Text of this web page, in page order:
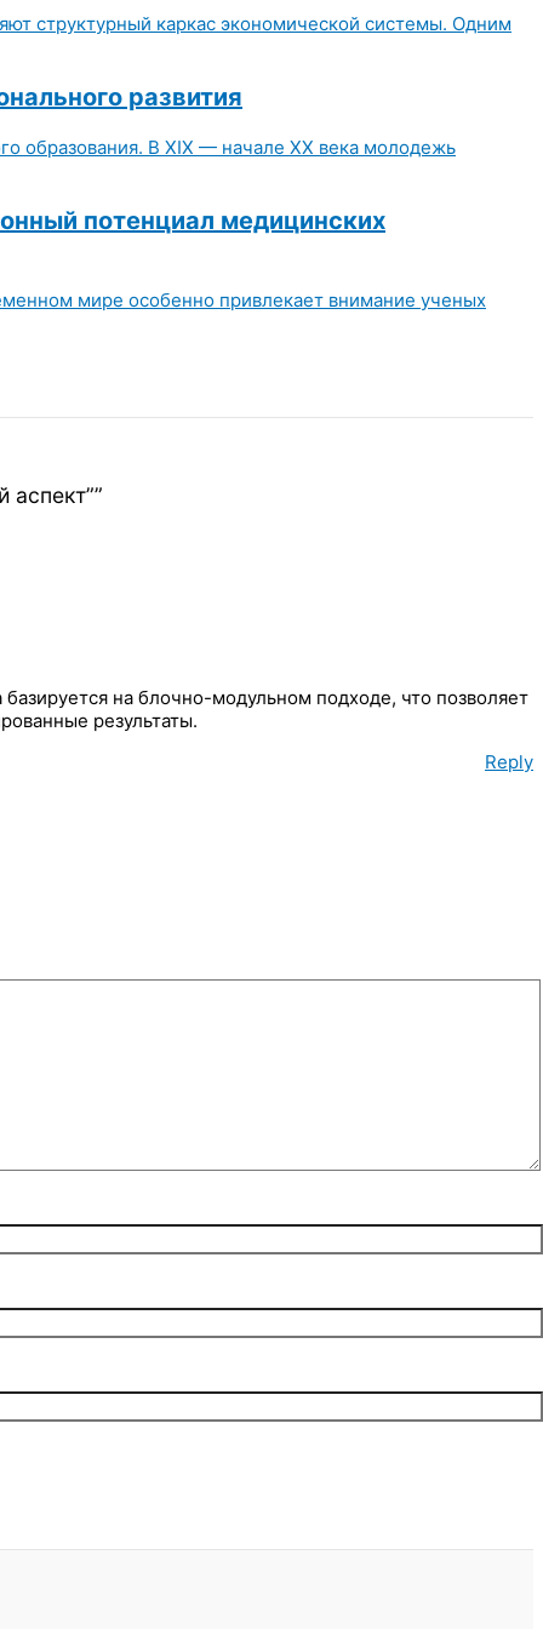
структурный каркас экономической системы. Одним
развития
образования. В XIX — начале XX века молодежь
потенциал медицинских
мире особенно привлекает внимание ученых
на блочно-модульном подходе, что позволяет
результаты.
Reply